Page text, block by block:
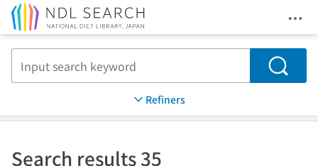
Search
Refiners
Search results 35